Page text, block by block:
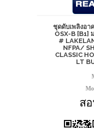
ชุดดับเพลิงอา
OSX-B [B1]
#
NFPA/
CLASSIC
LT
ส